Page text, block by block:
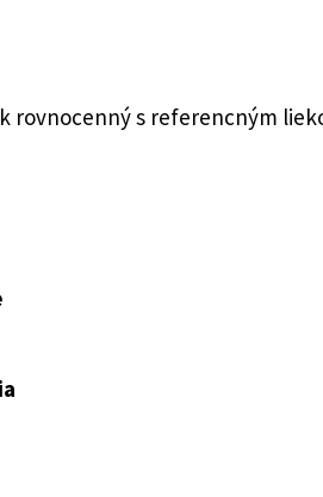
rovnocenný s referencným